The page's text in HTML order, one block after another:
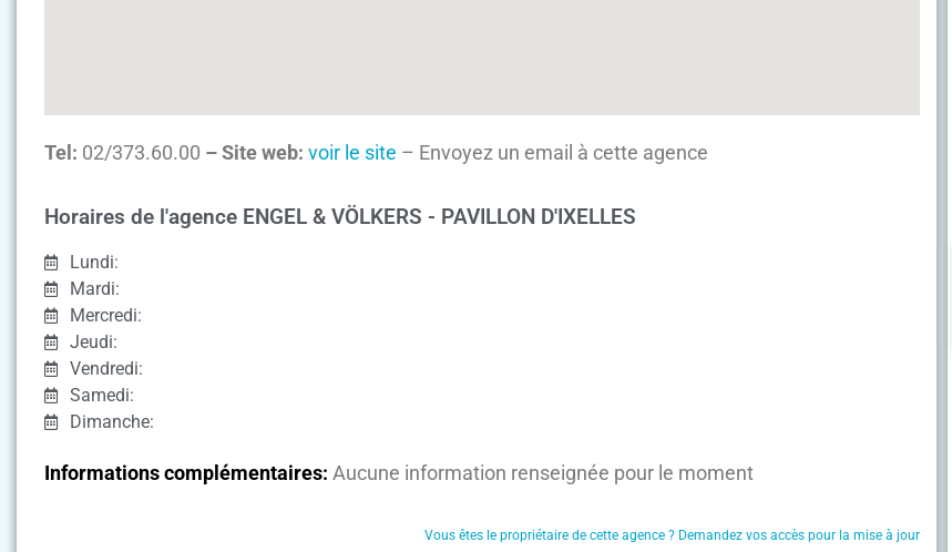
Tel: 02/373.60.00 – Site web: voir le site – Envoyez un email à cette agence
Horaires de l'agence ENGEL & VÖLKERS - PAVILLON D'IXELLES
Lundi:
Mardi:
Mercredi:
Jeudi:
Vendredi:
Samedi:
Dimanche:
Informations complémentaires: Aucune information renseignée pour le moment
Vous êtes le propriétaire de cette agence ? Demandez vos accès pour la mise à jour